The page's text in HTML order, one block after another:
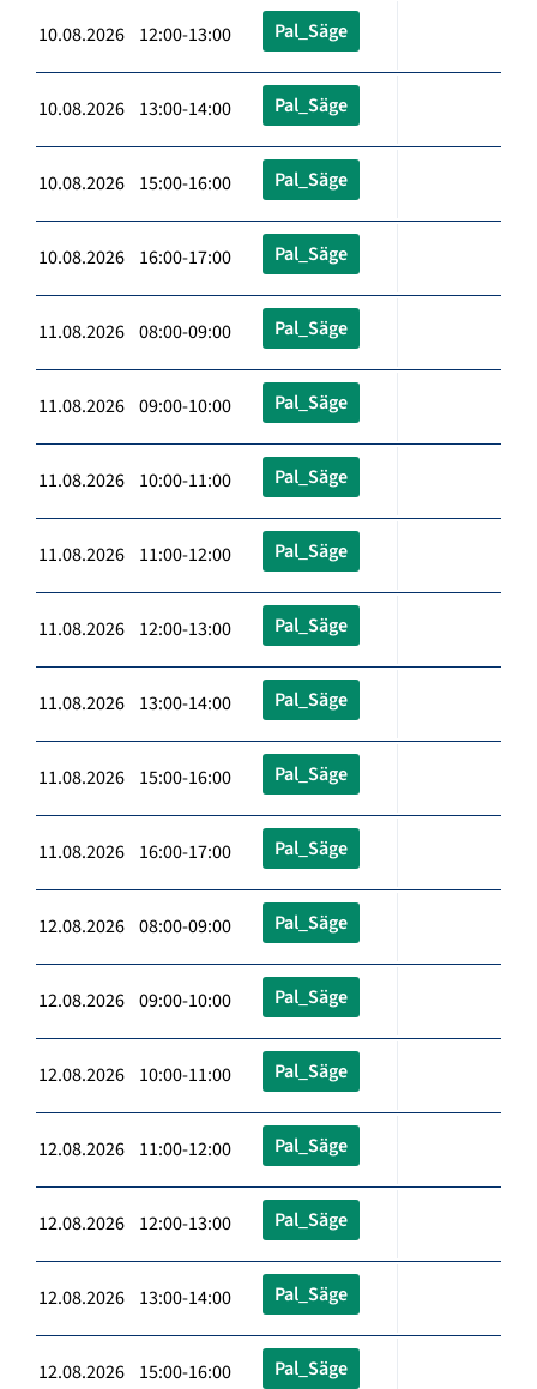
10.08.2026 12:00-13:00 Pal_Säge
10.08.2026 13:00-14:00 Pal_Säge
10.08.2026 15:00-16:00 Pal_Säge
10.08.2026 16:00-17:00 Pal_Säge
11.08.2026 08:00-09:00 Pal_Säge
11.08.2026 09:00-10:00 Pal_Säge
11.08.2026 10:00-11:00 Pal_Säge
11.08.2026 11:00-12:00 Pal_Säge
11.08.2026 12:00-13:00 Pal_Säge
11.08.2026 13:00-14:00 Pal_Säge
11.08.2026 15:00-16:00 Pal_Säge
11.08.2026 16:00-17:00 Pal_Säge
12.08.2026 08:00-09:00 Pal_Säge
12.08.2026 09:00-10:00 Pal_Säge
12.08.2026 10:00-11:00 Pal_Säge
12.08.2026 11:00-12:00 Pal_Säge
12.08.2026 12:00-13:00 Pal_Säge
12.08.2026 13:00-14:00 Pal_Säge
12.08.2026 15:00-16:00 Pal_Säge